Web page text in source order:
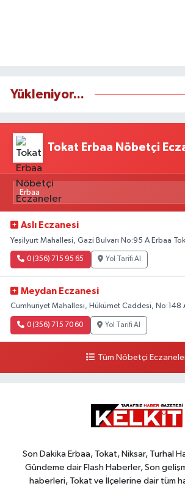
Yükleniyor...
Tokat Erbaa Nöbetçi
Aslı Eczanesi
Yeşilyurt Mahallesi, Gazi Bulvarı No:95 A Erbaa
0 (356) 715 95 65 Yol Tarifi Al
Meydan Eczanesi
Cumhuriyet Mahallesi, Hükümet Caddesi, No:148
0 (356) 715 70 60 Yol Tarifi Al
Tüm Nöbetçi
Son Dakika Erbaa, Tokat, Niksar, Turhal
Gündeme dair Flash Haberler, Son
haberleri, Tokat ve İlçelerine dair tüm